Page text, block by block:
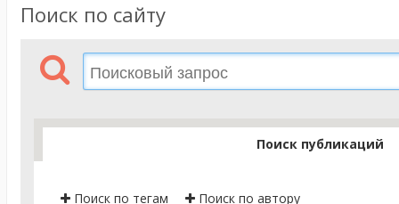
Поиск по сайту
Поиск публикаций
Поиск по тегам Поиск по автору